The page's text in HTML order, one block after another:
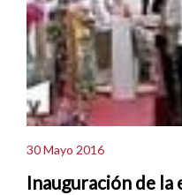
30 Mayo 2016
Inauguración de la